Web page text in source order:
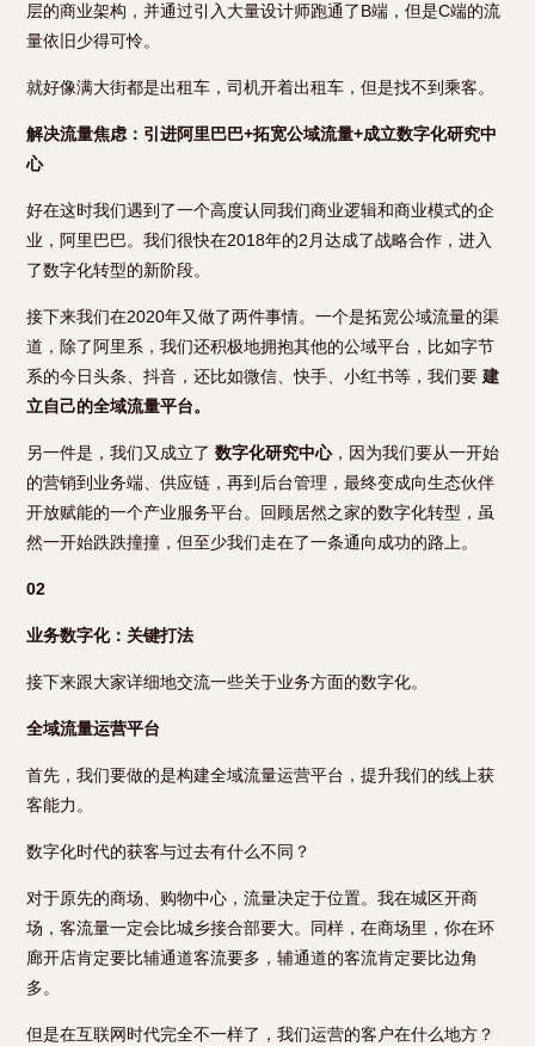
层的商业架构，并通过引入大量设计师跑通了B端，但是C端的流
量依旧少得可怜。
就好像满大街都是出租车，司机开着出租车，但是找不到乘客。
解决流量焦虑：引进阿里巴巴+拓宽公域流量+成立数字化研究中
心
好在这时我们遇到了一个高度认同我们商业逻辑和商业模式的企
业，阿里巴巴。我们很快在2018年的2月达成了战略合作，进入
了数字化转型的新阶段。
接下来我们在2020年又做了两件事情。一个是拓宽公域流量的渠
道，除了阿里系，我们还积极地拥抱其他的公域平台，比如字节
系的今日头条、抖音，还比如微信、快手、小红书等，我们要建
立自己的全域流量平台。
另一件是，我们又成立了数字化研究中心，因为我们要从一开始
的营销到业务端、供应链，再到后台管理，最终变成向生态伙伴
开放赋能的一个产业服务平台。回顾居然之家的数字化转型，虽
然一开始跌跌撞撞，但至少我们走在了一条通向成功的路上。
02
业务数字化：关键打法
接下来跟大家详细地交流一些关于业务方面的数字化。
全域流量运营平台
首先，我们要做的是构建全域流量运营平台，提升我们的线上获
客能力。
数字化时代的获客与过去有什么不同？
对于原先的商场、购物中心，流量决定于位置。我在城区开商
场，客流量一定会比城乡接合部要大。同样，在商场里，你在环
廊开店肯定要比辅通道客流要多，辅通道的客流肯定要比边角
多。
但是在互联网时代完全不一样了，我们运营的客户在什么地方？